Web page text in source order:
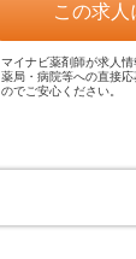
この求人
マイナビ薬剤師が求人情
薬局・病院等への直接
のでご安心ください。